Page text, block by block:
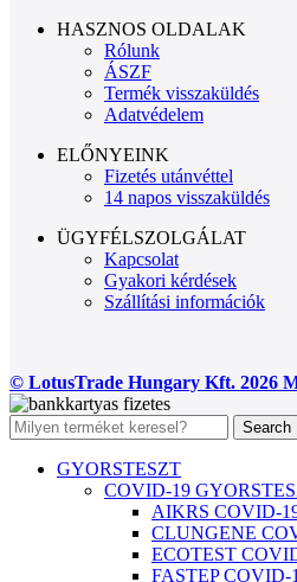
HASZNOS OLDALAK
Rólunk
ÁSZF
Termék visszaküldés
Adatvédelem
ELŐNYEINK
Fizetés utánvéttel
14 napos visszaküldés
ÜGYFÉLSZOLGÁLAT
Kapcsolat
Gyakori kérdések
Szállítási információk
© LotusTrade Hungary Kft. 2026
Search
GYORSTESZT
COVID-19
AIKRS COVID-
CLUNGENE
ECOTEST
FASTEP COVID-